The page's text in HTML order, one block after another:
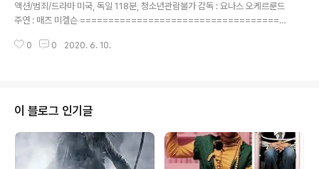
액션/범죄/드라마 미국, 독일 118분, 청소년관람불가 감독 : 요나스 오케르룬드
주연 : 매즈 미켈슨 ====================================
승부0 0 2020. 6. 10.
이 블로그 인기글